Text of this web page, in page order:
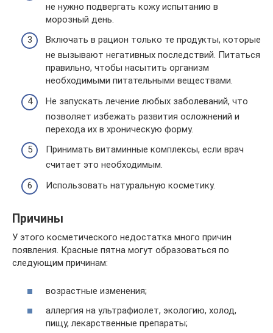
не нужно подвергать кожу испытанию в
морозный день.
Включать в рацион только те продукты, которые
не вызывают негативных последствий. Питаться
правильно, чтобы насытить организм
необходимыми питательными веществами.
Не запускать лечение любых заболеваний, что
позволяет избежать развития осложнений и
перехода их в хроническую форму.
Принимать витаминные комплексы, если врач
считает это необходимым.
Использовать натуральную косметику.
Причины
У этого косметического недостатка много причин
появления. Красные пятна могут образоваться по
следующим причинам:
возрастные изменения;
аллергия на ультрафиолет, экологию, холод,
пищу, лекарственные препараты;